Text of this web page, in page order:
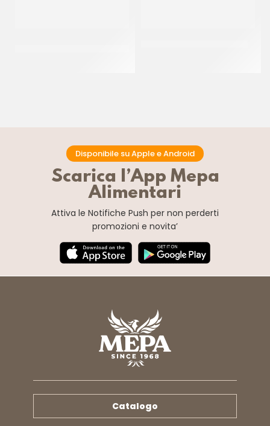
Disponibile su Apple e Android
Scarica l’App Mepa
Alimentari
Attiva le Notifiche Push per non perderti
promozioni e novita’
Catalogo